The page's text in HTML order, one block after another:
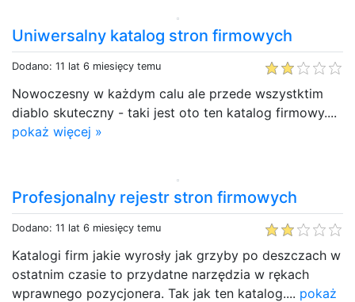
Uniwersalny katalog stron firmowych
Dodano: 11 lat 6 miesięcy temu
Nowoczesny w każdym calu ale przede wszystktim
diablo skuteczny - taki jest oto ten katalog firmowy....
pokaż więcej »
Profesjonalny rejestr stron firmowych
Dodano: 11 lat 6 miesięcy temu
Katalogi firm jakie wyrosły jak grzyby po deszczach w
ostatnim czasie to przydatne narzędzia w rękach
wprawnego pozycjonera. Tak jak ten katalog.... pokaż